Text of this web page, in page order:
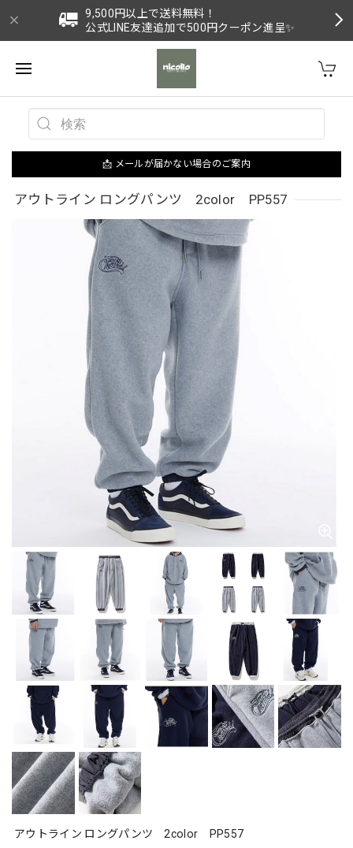
9,500円以上で送料無料！
公式LINE友達追加で500円クーポン進呈✨
📩 メールが届かない場合のご案内
アウトライン ロングパンツ 2color PP557
アウトライン ロングパンツ 2color PP557